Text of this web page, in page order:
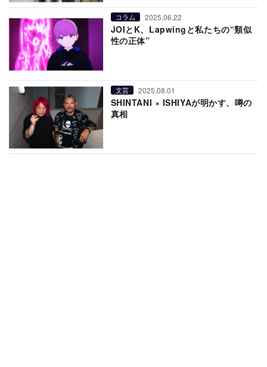
コラム 2025.06.22
JOIとK、Lapwingと私たちの“類似
性の正体”
文芸 2025.08.01
SHINTANI × ISHIYAが明かす、噂の
真相